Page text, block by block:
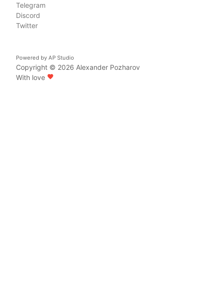
Telegram
Discord
Twitter
Powered by AP Studio
Copyright © 2026 Alexander Pozharov
With love favorite